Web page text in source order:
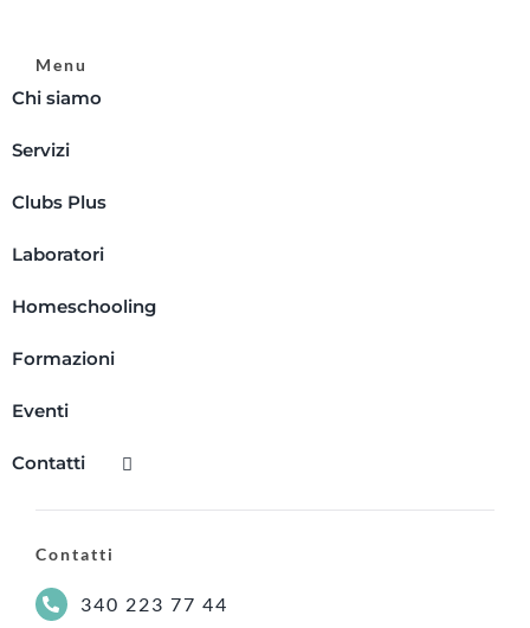
Menu
Chi siamo
Servizi
Clubs Plus
Laboratori
Homeschooling
Formazioni
Eventi
Contatti
Contatti
340 223 77 44